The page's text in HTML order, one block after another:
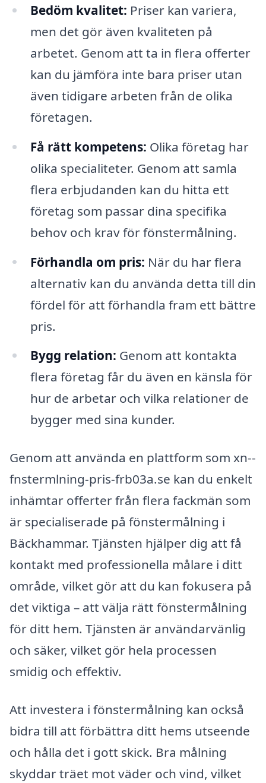
Bedöm kvalitet: Priser kan variera,
men det gör även kvaliteten på
arbetet. Genom att ta in flera offerter
kan du jämföra inte bara priser utan
även tidigare arbeten från de olika
företagen.
Få rätt kompetens: Olika företag har
olika specialiteter. Genom att samla
flera erbjudanden kan du hitta ett
företag som passar dina specifika
behov och krav för fönstermålning.
Förhandla om pris: När du har flera
alternativ kan du använda detta till din
fördel för att förhandla fram ett bättre
pris.
Bygg relation: Genom att kontakta
flera företag får du även en känsla för
hur de arbetar och vilka relationer de
bygger med sina kunder.
Genom att använda en plattform som xn--
fnstermlning-pris-frb03a.se kan du enkelt
inhämtar offerter från flera fackmän som
är specialiserade på fönstermålning i
Bäckhammar. Tjänsten hjälper dig att få
kontakt med professionella målare i ditt
område, vilket gör att du kan fokusera på
det viktiga – att välja rätt fönstermålning
för ditt hem. Tjänsten är användarvänlig
och säker, vilket gör hela processen
smidig och effektiv.
Att investera i fönstermålning kan också
bidra till att förbättra ditt hems utseende
och hålla det i gott skick. Bra målning
skyddar träet mot väder och vind, vilket